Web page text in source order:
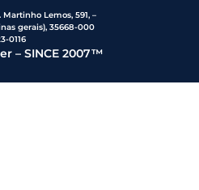
Lemos, 591, –
gerais), 35668-000
0116
– SINCE 2007™